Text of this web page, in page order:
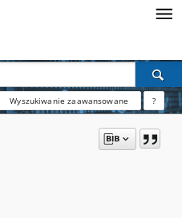
Wyszukiwanie zaawansowane ?